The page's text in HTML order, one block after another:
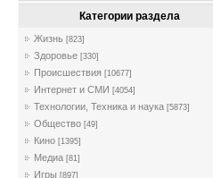
Категории раздела
Жизнь [823]
Здоровье [330]
Происшествия [10677]
Интернет и СМИ [4054]
Технологии, Техника и наука [5873]
Общество [49]
Кино [1395]
Медиа [81]
Игры [897]